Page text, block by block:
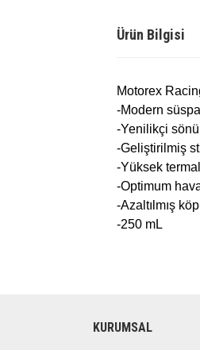
Ürün Bilgisi
Motorex
-Modern
-Yenilikçi
-Geliştirilmiş
-Yüksek
-Optimum
-Azaltılmış
-250 mL
KURUMSAL